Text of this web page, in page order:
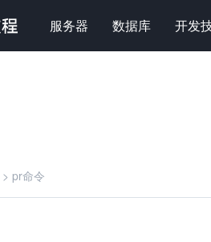
服务器 数据库 开发
> pr命令